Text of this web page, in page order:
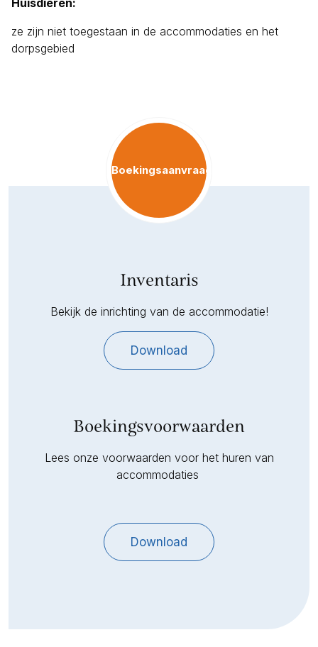
ze zijn niet toegestaan in de accommodaties en het
dorpsgebied
Boekingsaanvraag
Inventaris
Bekijk de inrichting van de accommodatie!
Download
Boekingsvoorwaarden
Lees onze voorwaarden voor het huren van
accommodaties
Download